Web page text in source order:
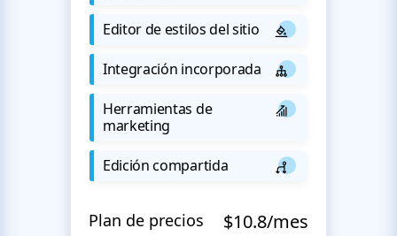
Editor de estilos del sitio
Integración incorporada
Herramientas de
marketing
Edición compartida
Plan de precios $10.8/mes